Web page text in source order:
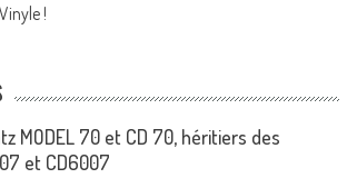
!
MODEL 70 et CD 70, héritiers des
et CD6007